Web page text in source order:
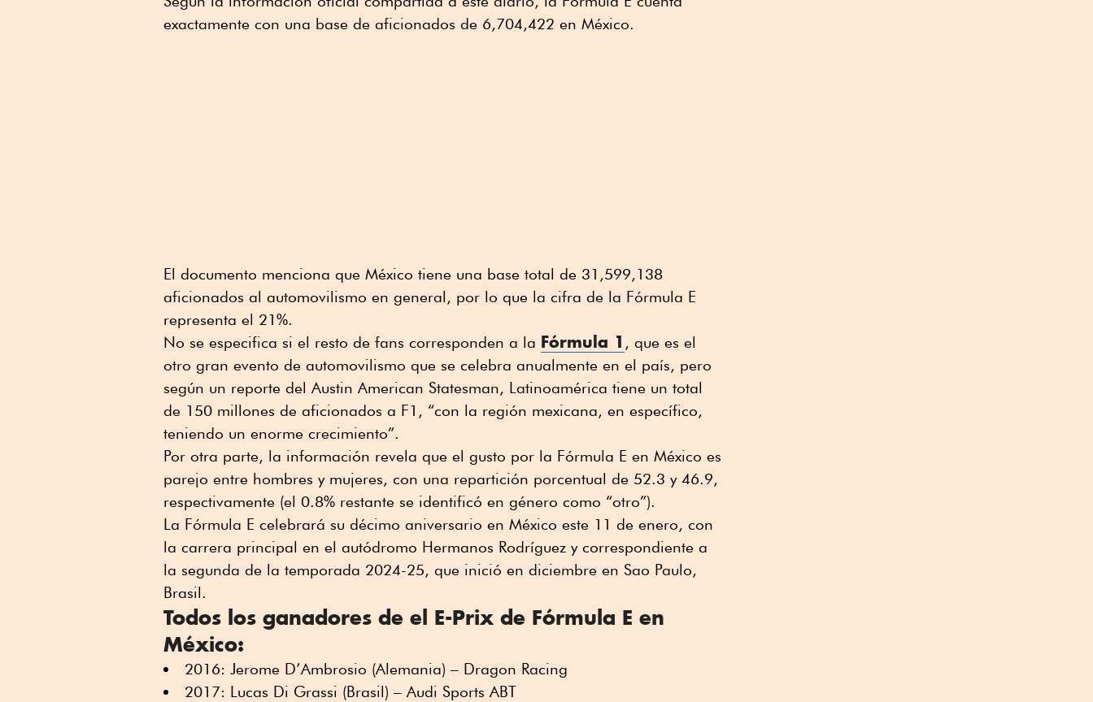
exactamente con una base de aficionados de 6,704,422 en México.
El documento menciona que México tiene una base total de 31,599,138
aficionados al automovilismo en general, por lo que la cifra de la Fórmula E
representa el 21%.
No se especifica si el resto de fans corresponden a la Fórmula 1 , que es el
otro gran evento de automovilismo que se celebra anualmente en el país, pero
según un reporte del Austin American Statesman, Latinoamérica tiene un total
de 150 millones de aficionados a F1, “con la región mexicana, en específico,
teniendo un enorme crecimiento”.
Por otra parte, la información revela que el gusto por la Fórmula E en México es
parejo entre hombres y mujeres, con una repartición porcentual de 52.3 y 46.9,
respectivamente (el 0.8% restante se identificó en género como “otro”).
La Fórmula E celebrará su décimo aniversario en México este 11 de enero, con
la carrera principal en el autódromo Hermanos Rodríguez y correspondiente a
la segunda de la temporada 2024-25, que inició en diciembre en Sao Paulo,
Brasil.
Todos los ganadores de el E-Prix de Fórmula E en
México:
2016: Jerome D’Ambrosio (Alemania) – Dragon Racing
2017: Lucas Di Grassi (Brasil) – Audi Sports ABT